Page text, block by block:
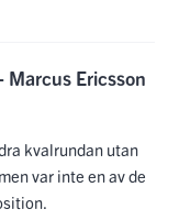
Marcus Ericsson
kvalrundan utan
var inte en av de